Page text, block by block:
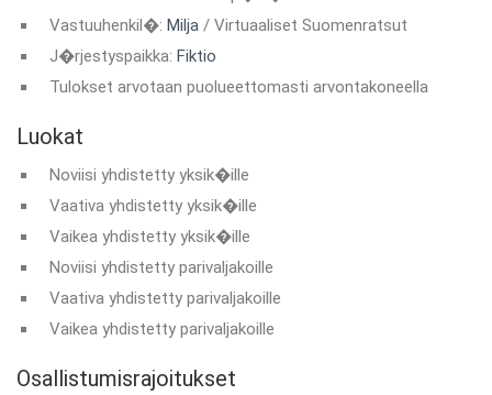
Vastuuhenkil�: Milja / Virtuaaliset Suomenratsut
J�rjestyspaikka: Fiktio
Tulokset arvotaan puolueettomasti arvontakoneella
Luokat
Noviisi yhdistetty yksik�ille
Vaativa yhdistetty yksik�ille
Vaikea yhdistetty yksik�ille
Noviisi yhdistetty parivaljakoille
Vaativa yhdistetty parivaljakoille
Vaikea yhdistetty parivaljakoille
Osallistumisrajoitukset